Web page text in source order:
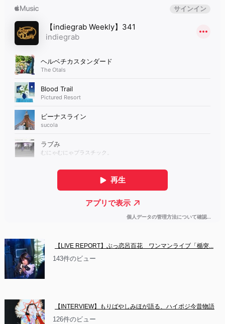
【LIVE REPORT】ぶっ恋呂百花　ワンマンライブ「楯突...
143件のビュー
【INTERVIEW】もりばやしみほが語る、ハイポジ今昔物語
126件のビュー